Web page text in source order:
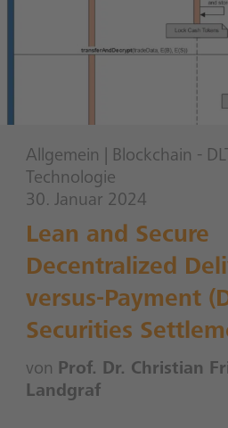
Allgemein Blockchain -
Technologie
30. Januar 2024
Lean and Secure
Decentralized
versus-Payment
Securities
von Prof. Dr. Christian
Landgraf